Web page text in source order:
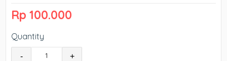
Rp 100.000
Quantity
- +